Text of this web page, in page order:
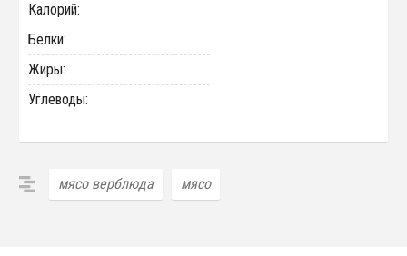
Калорий:
Белки:
Жиры:
Углеводы:
мясо верблюда мясо